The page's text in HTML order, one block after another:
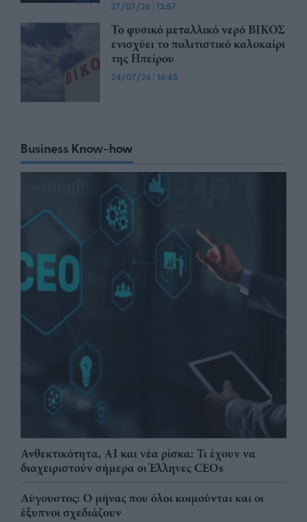
27/07/26 | 13:57
Το φυσικό μεταλλικό νερό ΒΙΚΟΣ
ενισχύει το πολιτιστικό καλοκαίρι
της Ηπείρου
24/07/26 | 16:45
Business Know-how
Ανθεκτικότητα, AI και νέα ρίσκα: Τι έχουν να
διαχειριστούν σήμερα οι Έλληνες CEOs
Αύγουστος: Ο μήνας που όλοι κοιμούνται και οι
έξυπνοι σχεδιάζουν